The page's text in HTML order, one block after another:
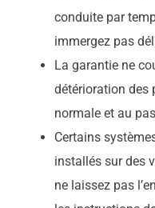
conduite par
immergez pas
La garantie ne
détérioration des
normale et au
Certains
installés sur des
ne laissez pas